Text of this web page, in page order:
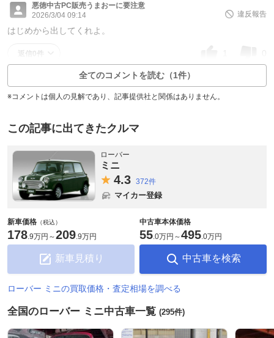
悪徳中古PC販売うまおーに要注意
2026/3/04 09:14
違反報告
はじめから出してくれよ。
返信0件
全てのコメントを読む（1件）
※コメントは個人の見解であり、記事提供社と関係はありません。
この記事に出てきたクルマ
ローバー
ミニ
4.3 372件
マイカー登録
新車価格 （税込）
178.9万円 ～209.9万円
新車見積り
中古車本体価格
55.0万円 ～495.0万円
中古車を検索
ローバー ミニの買取価格・査定相場を調べる
全国のローバー ミニ中古車一覧 (295件)